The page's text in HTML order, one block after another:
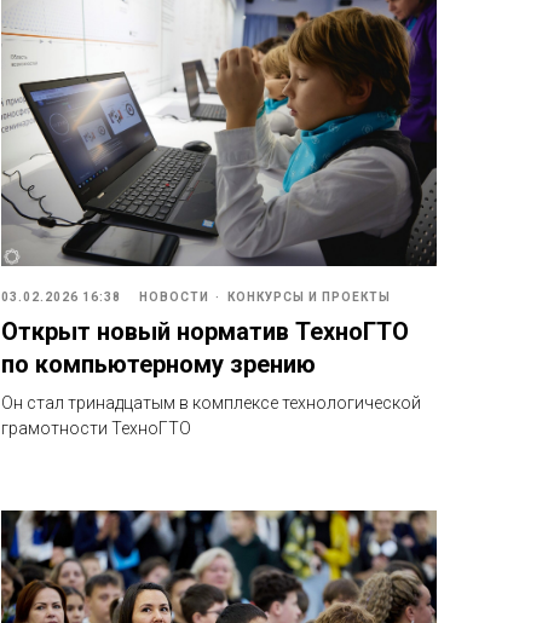
03.02.2026 16:38 НОВОСТИ КОНКУРСЫ И ПРОЕКТЫ
Открыт новый норматив ТехноГТО
по компьютерному зрению
Он стал тринадцатым в комплексе технологической
грамотности ТехноГТО